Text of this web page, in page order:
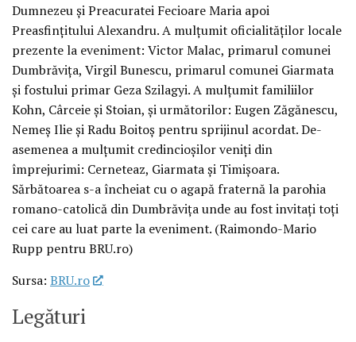
Dumnezeu şi Preacuratei Fecioare Maria apoi
Preasfinţitului Alexandru. A mulţumit oficialităţilor locale
prezente la eveniment: Victor Malac, primarul comunei
Dumbrăviţa, Virgil Bunescu, primarul comunei Giarmata
şi fostului primar Geza Szilagyi. A mulţumit familiilor
Kohn, Cârceie şi Stoian, şi următorilor: Eugen Zăgănescu,
Nemeş Ilie şi Radu Boitoş pentru sprijinul acordat. De-
asemenea a mulţumit credincioşilor veniţi din
împrejurimi: Cerneteaz, Giarmata şi Timişoara.
Sărbătoarea s-a încheiat cu o agapă fraternă la parohia
romano-catolică din Dumbrăviţa unde au fost invitaţi toţi
cei care au luat parte la eveniment. (Raimondo-Mario
Rupp pentru BRU.ro)
Sursa: BRU.ro
Legături